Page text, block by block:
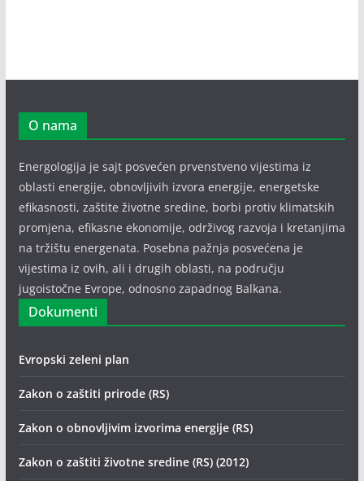
O nama
Energologija je sajt posvećen prvenstveno vijestima iz
oblasti energije, obnovljivih izvora energije, energetske
efikasnosti, zaštite životne sredine, borbi protiv klimatskih
promjena, efikasne ekonomije, održivog razvoja i kretanjima
na tržištu energenata. Posebna pažnja posvećena je
vijestima iz ovih, ali i drugih oblasti, na području
jugoistočne Evrope, odnosno zapadnog Balkana.
Dokumenti
Evropski zeleni plan
Zakon o zaštiti prirode (RS)
Zakon o obnovljivim izvorima energije (RS)
Zakon o zaštiti životne sredine (RS) (2012)